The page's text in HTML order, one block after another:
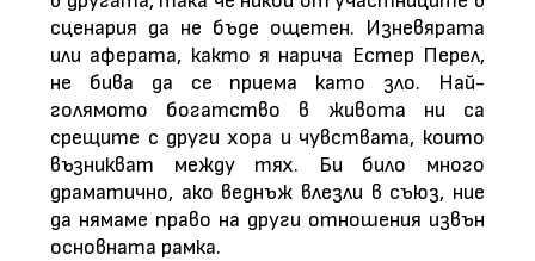
сценария да не бъде ощетен. Изневярата
или аферата, както я нарича Естер Перел,
не бива да се приема като зло. Най-
голямото богатство в живота ни са
срещите с други хора и чувствата, които
възникват между тях. Би било много
драматично, ако веднъж влезли в съюз, ние
да нямаме право на други отношения извън
основната рамка.